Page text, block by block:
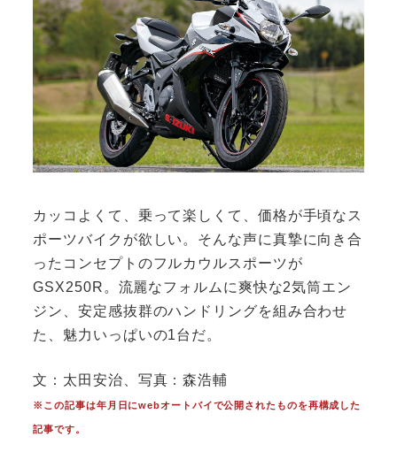
カッコよくて、乗って楽しくて、価格が手頃なス
ポーツバイクが欲しい。そんな声に真摯に向き合
ったコンセプトのフルカウルスポーツが
GSX250R。流麗なフォルムに爽快な2気筒エン
ジン、安定感抜群のハンドリングを組み合わせ
た、魅力いっぱいの1台だ。
文：太田安治、写真：森浩輔
※この記事は年月日にwebオートバイで公開されたものを再構成した
記事です。